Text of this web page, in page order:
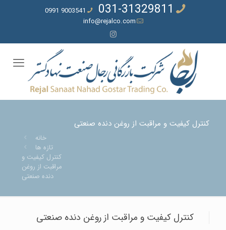
031-31329811
9003541 0991
info@rejalco.com
کنترل کیفیت و مراقبت از روغن دنده صنعتی
خانه
تازه ها
کنترل کیفیت و
مراقبت از روغن
دنده صنعتی
کنترل کیفیت و مراقبت از روغن دنده صنعتی